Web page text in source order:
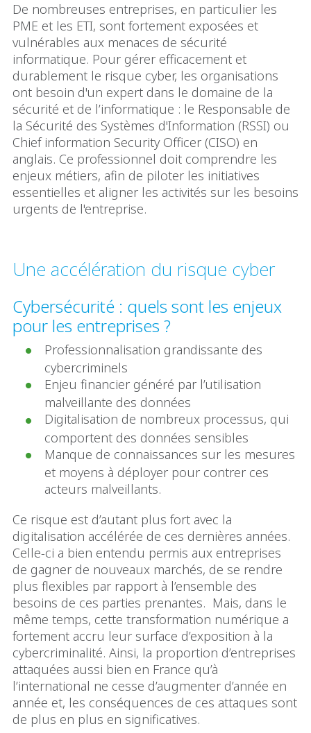
De nombreuses entreprises, en particulier les
PME et les ETI, sont fortement exposées et
vulnérables aux menaces de sécurité
informatique. Pour gérer efficacement et
durablement le risque cyber, les organisations
ont besoin d'un expert dans le domaine de la
sécurité et de l’informatique : le Responsable de
la Sécurité des Systèmes d'Information (RSSI) ou
Chief information Security Officer (CISO) en
anglais. Ce professionnel doit comprendre les
enjeux métiers, afin de piloter les initiatives
essentielles et aligner les activités sur les besoins
urgents de l'entreprise.
Une accélération du risque cyber
Cybersécurité : quels sont les enjeux
pour les entreprises ?
Professionnalisation grandissante des
cybercriminels
Enjeu financier généré par l’utilisation
malveillante des données
Digitalisation de nombreux processus, qui
comportent des données sensibles
Manque de connaissances sur les mesures
et moyens à déployer pour contrer ces
acteurs malveillants.
Ce risque est d’autant plus fort avec la
digitalisation accélérée de ces dernières années.
Celle-ci a bien entendu permis aux entreprises
de gagner de nouveaux marchés, de se rendre
plus flexibles par rapport à l’ensemble des
besoins de ces parties prenantes. Mais, dans le
même temps, cette transformation numérique a
fortement accru leur surface d’exposition à la
cybercriminalité. Ainsi, la proportion d’entreprises
attaquées aussi bien en France qu’à
l’international ne cesse d’augmenter d’année en
année et, les conséquences de ces attaques sont
de plus en plus en significatives.